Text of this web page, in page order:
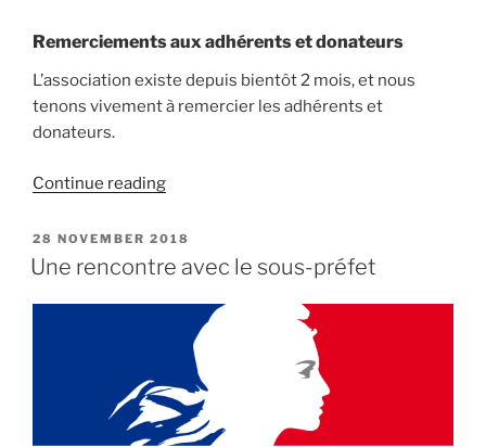
Remerciements aux adhérents et donateurs
L’association existe depuis bientôt 2 mois, et nous
tenons vivement à remercier les adhérents et
donateurs.
Continue reading“Plus
200
adhérents
POSTED
ON
28 NOVEMBER 2018
Une rencontre avec le sous-préfet